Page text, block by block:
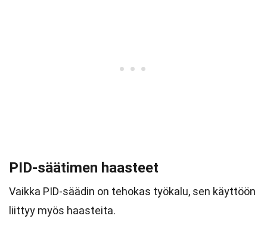
PID-säätimen haasteet
Vaikka PID-säädin on tehokas työkalu, sen käyttöön
liittyy myös haasteita.